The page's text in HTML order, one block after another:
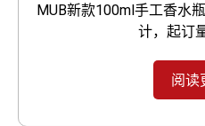
MUB新款100ml手工香水
计，起订
阅读